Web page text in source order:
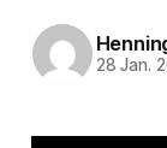
28 Jan.